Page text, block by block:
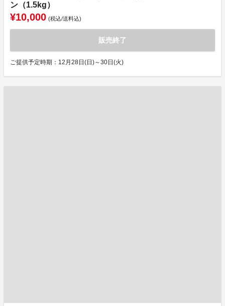
ン（1.5kg）
¥10,000 (税込/送料込)
販売終了
ご提供予定時期：12月28日(日)～30日(火)